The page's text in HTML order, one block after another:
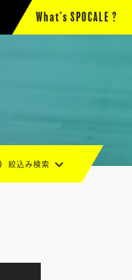
What’s SPOCALE ?
絞込み検索